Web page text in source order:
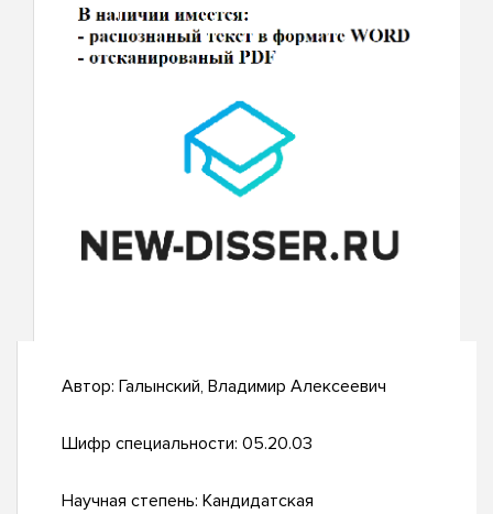
Автор: Галынский, Владимир Алексеевич
Шифр специальности: 05.20.03
Научная степень: Кандидатская